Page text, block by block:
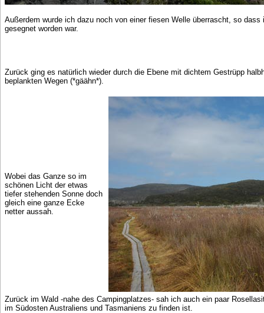
Außerdem wurde ich dazu noch von einer fiesen Welle überrascht, so
gesegnet worden war.
Zurück ging es natürlich wieder durch die Ebene mit dichtem Gestrüpp
beplankten Wegen (*gäähn*).
Wobei das Ganze so im
schönen Licht der etwas
tiefer stehenden Sonne doch
gleich eine ganze Ecke
netter aussah.
Zurück im Wald -nahe des Campingplatzes- sah ich auch ein paar
im Südosten Australiens und Tasmaniens zu finden ist.